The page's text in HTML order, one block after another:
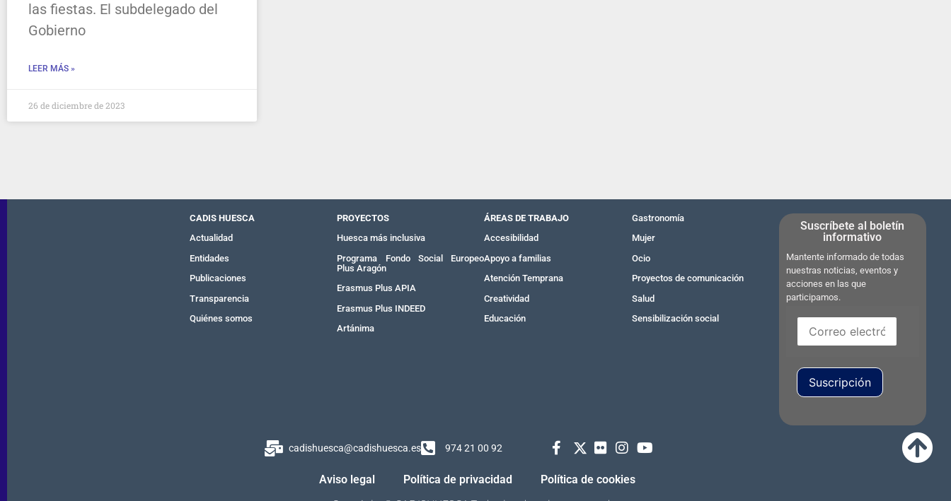
las fiestas. El subdelegado del
Gobierno
LEER MÁS »
26 de diciembre de 2023
CADIS HUESCA
Actualidad
Entidades
Publicaciones
Transparencia
Quiénes somos
PROYECTOS
Huesca más inclusiva
Programa Fondo Social Europeo
Plus Aragón
Erasmus Plus APIA
Erasmus Plus INDEED
Artánima
ÁREAS DE TRABAJO
Accesibilidad
Apoyo a familias
Atención Temprana
Creatividad
Educación
Gastronomía
Mujer
Ocio
Proyectos de comunicación
Salud
Sensibilización social
Suscríbete al boletín
informativo
Mantente informado de todas
nuestras noticias, eventos y
acciones en las que
participamos.
Suscripción
cadishuesca@cadishuesca.es 974 21 00 92
Aviso legal Política de privacidad Política de cookies